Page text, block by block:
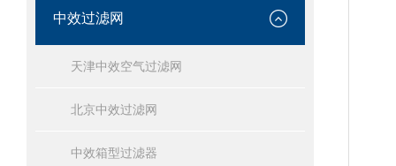
中效过滤网
天津中效空气过滤网
北京中效过滤网
中效箱型过滤器